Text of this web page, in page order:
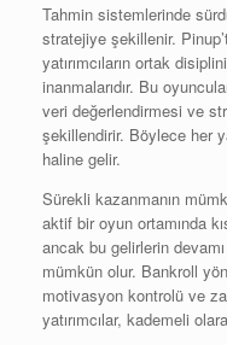
Tahmin sistemlerinde
stratejiye şekillenir.
yatırımcıların ortak
inanmalarıdır. Bu
veri değerlendirmesi ve
şekillendirir. Böylece her
haline gelir.
Sürekli kazanmanın
aktif bir oyun ortamında
ancak bu gelirlerin
mümkün olur. Bankroll
motivasyon kontrolü ve
yatırımcılar, kademeli